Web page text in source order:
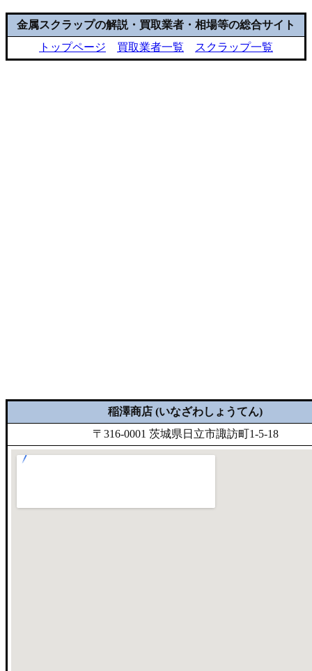
金属スクラップの解説・買取業者・相場等の総合サイト
トップページ
買取業者一覧 スクラップ一覧
稲澤商店 (いなざわしょうてん)
〒316-0001 茨城県日立市諏訪町1-5-18